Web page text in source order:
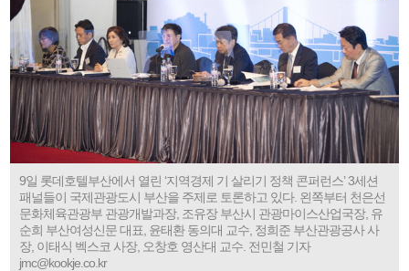
9일 롯데호텔부산에서 열린 ‘지역경제 기 살리기 정책 콘퍼런스’ 3세션
패널들이 국제관광도시 부산을 주제로 토론하고 있다. 왼쪽부터 천은선
문화체육관광부 관광개발과장, 조유장 부산시 관광마이스산업국장, 유
순희 부산여성신문 대표, 윤태환 동의대 교수, 정희준 부산관광공사 사
장, 이태식 벡스코 사장, 오창호 영산대 교수. 전민철 기자
jmc@kookje.co.kr